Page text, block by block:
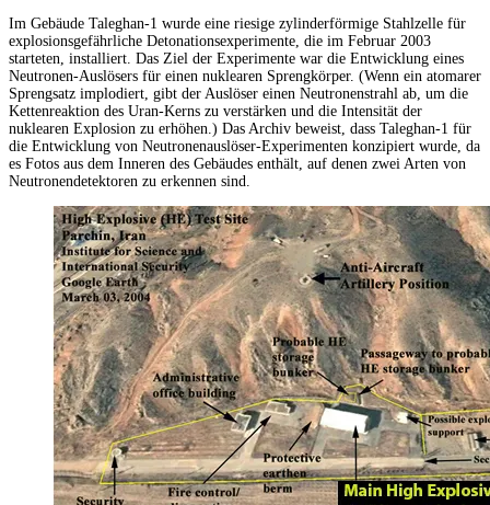
Im Gebäude Taleghan-1 wurde eine riesige zylinderförmige Stahlzelle für
explosionsgefährliche Detonationsexperimente, die im Februar 2003
starteten, installiert. Das Ziel der Experimente war die Entwicklung eines
Neutronen-Auslösers für einen nuklearen Sprengkörper. (Wenn ein atomarer
Sprengsatz implodiert, gibt der Auslöser einen Neutronenstrahl ab, um die
Kettenreaktion des Uran-Kerns zu verstärken und die Intensität der
nuklearen Explosion zu erhöhen.) Das Archiv beweist, dass Taleghan-1 für
die Entwicklung von Neutronenauslöser-Experimenten konzipiert wurde, da
es Fotos aus dem Inneren des Gebäudes enthält, auf denen zwei Arten von
Neutronendetektoren zu erkennen sind.